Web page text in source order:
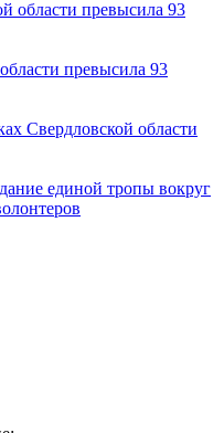
превысила 93
Свердловской области
единой тропы вокруг